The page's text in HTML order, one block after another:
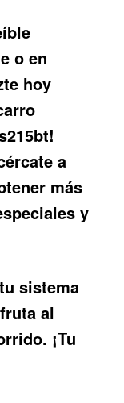
o en
hoy
a
más
y
sistema
al
¡Tu